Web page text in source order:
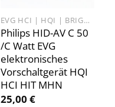
EVG HCI | HQI | BRIGHT SUN
Philips HID-AV C 50
/C Watt EVG
elektronisches
Vorschaltgerät HQI
HCI HIT MHN
25,00 €